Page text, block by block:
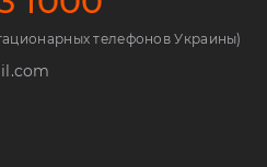
телефонов Украины)